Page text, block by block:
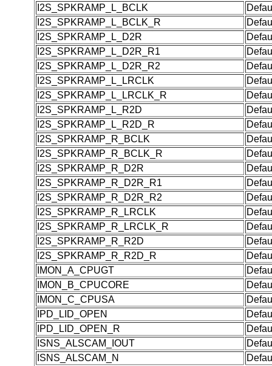
I2S_SPKRAMP_L_BCLK
I2S_SPKRAMP_L_BCLK_R
I2S_SPKRAMP_L_D2R
I2S_SPKRAMP_L_D2R_R1
I2S_SPKRAMP_L_D2R_R2
I2S_SPKRAMP_L_LRCLK
I2S_SPKRAMP_L_LRCLK_R
I2S_SPKRAMP_L_R2D
I2S_SPKRAMP_L_R2D_R
I2S_SPKRAMP_R_BCLK
I2S_SPKRAMP_R_BCLK_R
I2S_SPKRAMP_R_D2R
I2S_SPKRAMP_R_D2R_R1
I2S_SPKRAMP_R_D2R_R2
I2S_SPKRAMP_R_LRCLK
I2S_SPKRAMP_R_LRCLK_R
I2S_SPKRAMP_R_R2D
I2S_SPKRAMP_R_R2D_R
IMON_A_CPUGT
IMON_B_CPUCORE
IMON_C_CPUSA
IPD_LID_OPEN
IPD_LID_OPEN_R
ISNS_ALSCAM_IOUT
ISNS_ALSCAM_N